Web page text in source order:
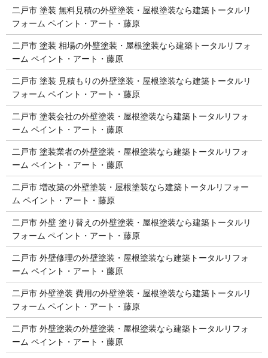
二戸市 塗装 無料見積の外壁塗装・屋根塗装なら建築トータルリ
フォーム ペイント・アート・藤原
二戸市 塗装 相場の外壁塗装・屋根塗装なら建築トータルリフォ
ーム ペイント・アート・藤原
二戸市 塗装 見積もりの外壁塗装・屋根塗装なら建築トータルリ
フォーム ペイント・アート・藤原
二戸市 塗装会社の外壁塗装・屋根塗装なら建築トータルリフォ
ーム ペイント・アート・藤原
二戸市 塗装業者の外壁塗装・屋根塗装なら建築トータルリフォ
ーム ペイント・アート・藤原
二戸市 増改築の外壁塗装・屋根塗装なら建築トータルリフォー
ム ペイント・アート・藤原
二戸市 外壁 塗り替えの外壁塗装・屋根塗装なら建築トータルリ
フォーム ペイント・アート・藤原
二戸市 外壁修理の外壁塗装・屋根塗装なら建築トータルリフォ
ーム ペイント・アート・藤原
二戸市 外壁塗装 費用の外壁塗装・屋根塗装なら建築トータルリ
フォーム ペイント・アート・藤原
二戸市 外壁塗装の外壁塗装・屋根塗装なら建築トータルリフォ
ーム ペイント・アート・藤原